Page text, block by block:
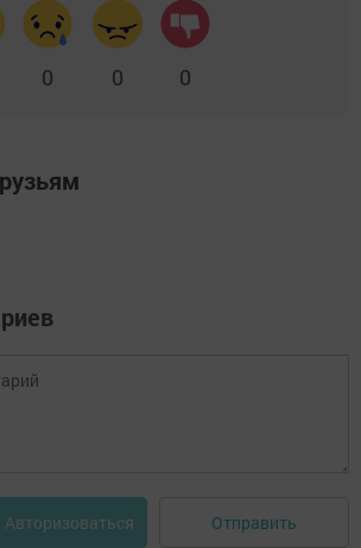
0 0 0
Авторизоваться Отправить